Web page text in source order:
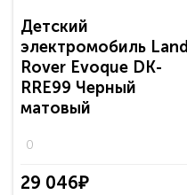
Детский
электромобиль Land
Rover Evoque DK-
RRE99 Черный
матовый
0
29 046₽